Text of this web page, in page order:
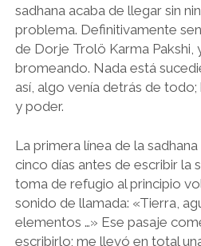
sadhana acaba de llegar sin
problema. Definitivamente
de Dorje Trolö Karma Pakshi,
bromeando. Nada está
así, algo venía detrás de todo;
y poder.
La primera línea de la
cinco días antes de escribir la
toma de refugio al principio
sonido de llamada: «Tierra,
elementos …» Ese pasaje
escribirlo; me llevó en total